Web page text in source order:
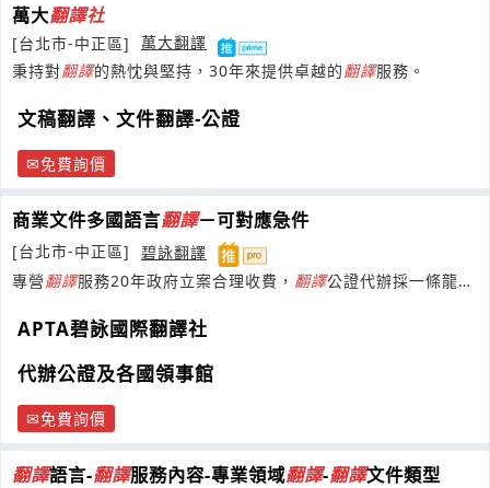
萬大翻譯社
[台北市-中正區]
萬大翻譯
秉持對翻譯的熱忱與堅持，30年來提供卓越的翻譯服務。
文稿翻譯、文件翻譯-公證
免費詢價
商業文件多國語言翻譯－可對應急件
[台北市-中正區]
碧詠翻譯
專營翻譯服務20年政府立案合理收費， 翻譯公證代辦採一條龍服
APTA碧詠國際翻譯社
代辦公證及各國領事館
免費詢價
翻譯語言-翻譯服務內容-專業領域翻譯-翻譯文件類型